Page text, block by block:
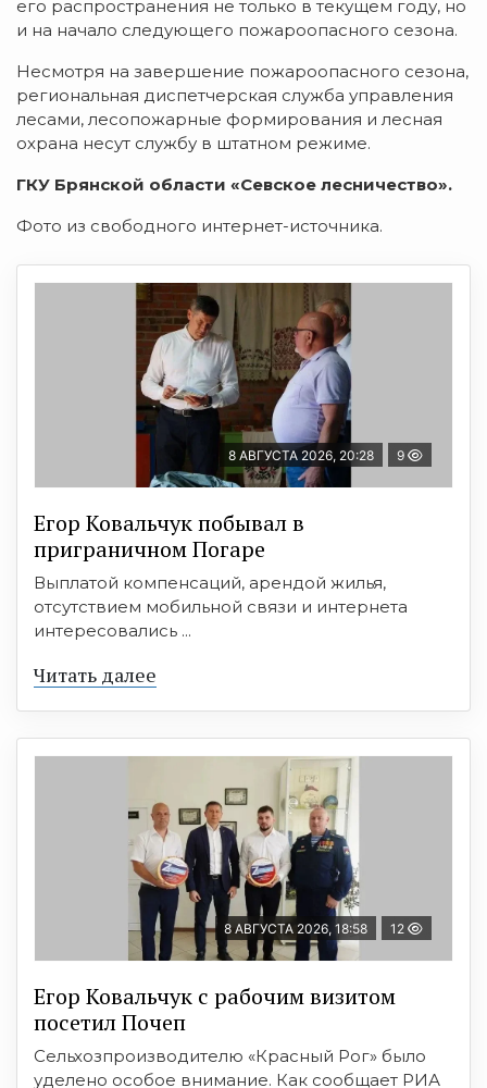
его распространения не только в текущем году, но
и на начало следующего пожароопасного сезона.
Несмотря на завершение пожароопасного сезона,
региональная диспетчерская служба управления
лесами, лесопожарные формирования и лесная
охрана несут службу в штатном режиме.
ГКУ Брянской области «Севское лесничество».
Фото из свободного интернет-источника.
8 АВГУСТА 2026, 20:28 9
Егор Ковальчук побывал в
приграничном Погаре
Выплатой компенсаций, арендой жилья,
отсутствием мобильной связи и интернета
интересовались ...
Читать далее
8 АВГУСТА 2026, 18:58 12
Егор Ковальчук с рабочим визитом
посетил Почеп
Сельхозпроизводителю «Красный Рог» было
уделено особое внимание. Как сообщает РИА